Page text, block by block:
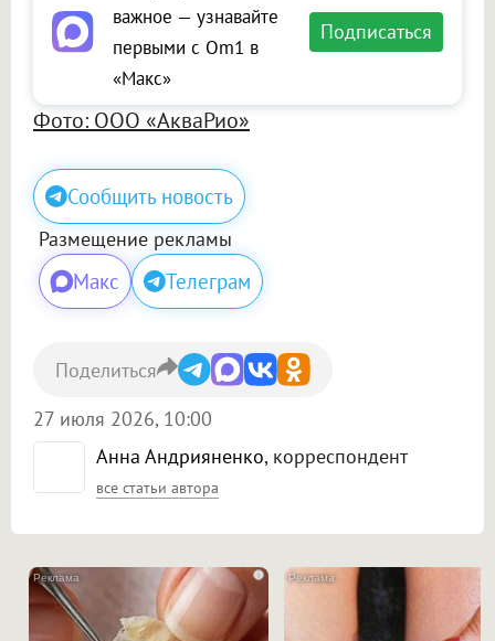
важное — узнавайте
первыми с Om1 в
«Макс»
Подписаться
Фото: ООО «АкваРио»
Сообщить новость
Размещение рекламы
Макс Телеграм
Анна Андрияненко, корреспондент
все статьи автора
27 июля 2026, 10:00
Поделиться
i